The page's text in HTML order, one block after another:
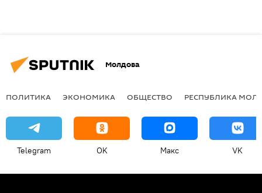
Молдова
ПОЛИТИКА ЭКОНОМИКА ОБЩЕСТВО РЕСПУБЛИКА
Telegram OK Макс VK